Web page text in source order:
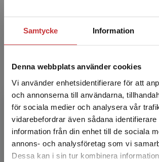
Samtycke Information
Denna webbplats använder cookies
Vi använder enhetsidentifierare för att
och annonserna till användarna,
för sociala medier och analysera vår
vidarebefordrar även sådana identifierare
information från din enhet till de sociala
annons- och analysföretag som vi
Dessa kan i sin tur kombinera
Begränsad
Ingrid Nylander, professor,
farmaceutisk biovetenskap,
beroende & beteende, Uppsala
Uppsala.